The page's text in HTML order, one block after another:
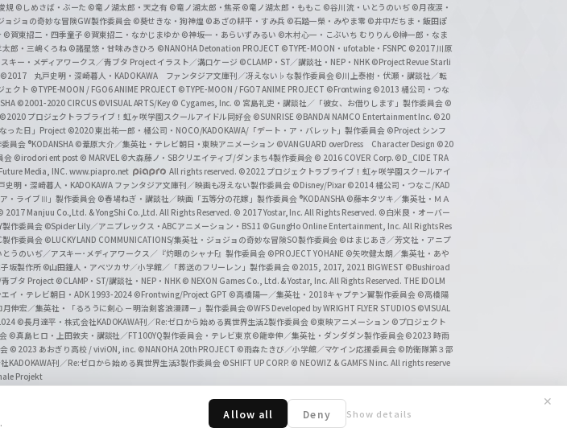
.
Allow all Deny Show details
✕
l
規 ©しめさば・ぶーた ©竜ノ湖太郎・天之有 ©竜ノ湖太郎・焦茶 ©竜ノ湖太郎・ももこ ©谷川流・いとうのいぢ ©月夜涙・
ョジョの奇妙な冒険GW製作委員会 ©葵せきな・狗神煌 ©あざの耕平・すみ兵 ©石踏一榮・みやま零 ©井中だちま・飯田ぽ
©賀東招二・四季童子 ©賀東招二・なかじまゆか ©神坂一・あらいずみるい ©木村心一・こぶいち むりりん ©榊一郎・なま
郎・三嶋くろね ©諸星悠・甘味みきひろ ©NANOHA Detonation PROJECT ©TYPE-MOON・ufotable・FSNPC ©2017 川原
ー・メディアワークス／青ブタ Project イラスト／溝口ケージ ©CLAMP・ST／講談社・NEP・NHK ©Project Revue Starli
©2017 丸戸史明・深崎暮人・KADOKAWA ファンタジア文庫刊／冴えない♭な製作委員会©川上泰樹・伏瀬・講談社／転
ェクト ©TYPE-MOON / FGO6 ANIME PROJECT ©TYPE-MOON / FGO7 ANIME PROJECT ©Frontwing ©2013 橘公司・つな
©2001-2020 CIRCUS ©VISUAL ARTS/Key © Cygames, Inc. © 宮島礼吏・講談社／「彼女、お借りします」製作委員会 ©
©2020 プロジェクトラブライブ！虹ヶ咲学園スクールアイドル同好会 ©SUNRISE ©BANDAI NAMCO Entertainment Inc. ©20
った日」Project ©2020 東出祐一郎・橘公司・NOCO/KADOKAWA/「デート・ア・バレット」製作委員会 ©Project シンフ
員会 ®KODANSHA ©葦原大介／集英社・テレビ朝日・東映アニメーション ©VANGUARD overDress Character Design ©20
会 ©irodori ent post © MARVEL ©大森藤ノ・SBクリエイティブ/ダンまち4製作委員会 © 2016 COVER Corp. ©D_CIDE TRA
Media, INC. www.piapro.net All rights reserved. ©2022 プロジェクトラブライブ！虹ヶ咲学園スクールアイ
史明・深崎暮人・KADOKAWA ファンタジア文庫刊／映画も冴えない製作委員会 ©Disney/Pixar ©2014 橘公司・つなこ/KAD
・ライブⅢ」製作委員会 ©春場ねぎ・講談社／映画「五等分の花嫁」製作委員会 ®KODANSHA ©藤本タツキ／集英社・ＭＡ
2017 Manjuu Co.,Ltd. & YongShi Co.,Ltd. All Rights Reserved. © 2017 Yostar, Inc. All Rights Reserved. ©白米良・オーバー
製作委員会 ©Spider Lily／アニプレックス・ABCアニメーション・BS11 ©GungHo Online Entertainment, Inc. All Rights Res
製作委員会 ©LUCKY LAND COMMUNICATIONS/集英社・ジョジョの奇妙な冒険SO製作委員会 ©はまじあき／芳文社・アニプ
うのいぢ／アスキー･メディアワークス／『灼眼のシャナF』製作委員会 ©PROJECT YOHANE ©矢吹健太朗／集英社・あや
坂製作所 ©山田鐘人・アベツカサ／小学館／「葬送のフリーレン」製作委員会 ©2015, 2017, 2021 BIGWEST ©Bushiroad
ブタ Project ©CLAMP・ST/講談社・NEP・NHK © NEXON Games Co., Ltd. & Yostar, Inc. All Rights Reserved. THE IDOLM
イ・テレビ朝日・ADK 1993-2024 ©Frontwing/Project GPT ©高橋陽一／集英社・2018キャプテン翼製作委員会 ©高橋陽
伸宏／集英社・「るろうに剣心 －明治剣客浪漫譚－」製作委員会©WFS Developed by WRIGHT FLYER STUDIOS ©VISUAL
©長月達平・株式会社KADOKAWA刊／Re:ゼロから始める異世界生活2製作委員会 ©東映アニメーション ©プロジェクト
©真島ヒロ・上田敦夫・講談社／FT100YQ製作委員会・テレビ東京©龍幸伸／集英社・ダンダダン製作委員会©2023 時雨
© 2023 あおぎり高校 / viviON, inc. ©NANOHA 20th PROJECT ©雨森たきび／小学館／マケイン応援委員会 ©防衛隊第３部
KADOKAWA刊／Re:ゼロから始める異世界生活3製作委員会 ©SHIFT UP CORP. © NEOWIZ & GAMFS N inc. All rights reserve
Projekt